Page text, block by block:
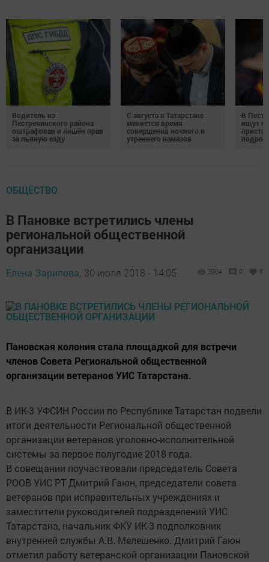
Водитель из
Пестречинского района
оштрафован и лишён прав
за пьяную езду
С августа в Татарстане
меняется время
совершения ночного и
утреннего намазов
В
ищут
ОБЩЕСТВО
В Пановке встретились члены
региональной общественной
организации
Елена Зарипова, 30 июля 2018 - 14:05 2004 0 6
Пановская колония стала площадкой для встречи
членов Совета Региональной общественной
организации ветеранов УИС Татарстана.
В ИК-3 УФСИН России по Республике Татарстан подвели
итоги деятельности Региональной общественной
организации ветеранов уголовно-исполнительной
системы за первое полугодие 2018 года.
В совещании поучаствовали председатель Совета
РООВ УИС РТ Дмитрий Гаюн, председатели совета
ветеранов при исправительных учреждениях и
заместители руководителей подразделений УИС
Татарстана, начальник ФКУ ИК-3 подполковник
внутренней службы А.В. Мелешенко. Дмитрий Гаюн
отметил работу ветеранской организации Пановской